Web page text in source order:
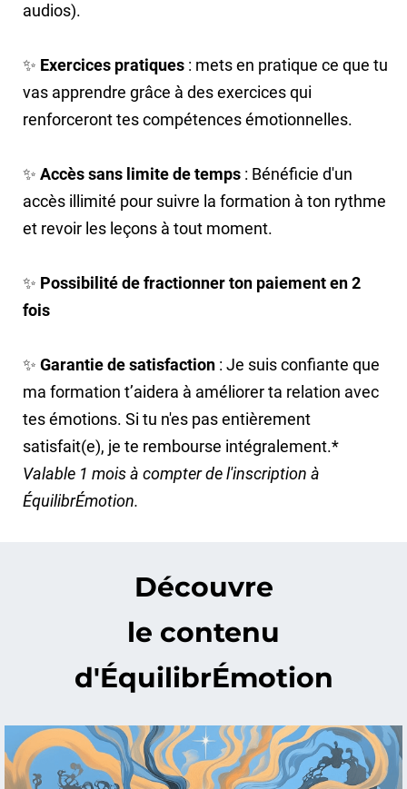
audios).
✨ Exercices pratiques : mets en pratique ce que tu
vas apprendre grâce à des exercices qui
renforceront tes compétences émotionnelles.
✨ Accès sans limite de temps : Bénéficie d'un
accès illimité pour suivre la formation à ton rythme
et revoir les leçons à tout moment.
✨ Possibilité de fractionner ton paiement en 2
fois
✨ Garantie de satisfaction : Je suis confiante que
ma formation t’aidera à améliorer ta relation avec
tes émotions. Si tu n'es pas entièrement
satisfait(e), je te rembourse intégralement.*
Valable 1 mois à compter de l'inscription à
ÉquilibrÉmotion.
Découvre
le contenu
d'ÉquilibrÉmotion